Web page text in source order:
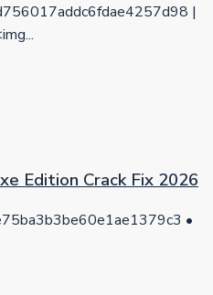
|
Edition Crack Fix 2026
•